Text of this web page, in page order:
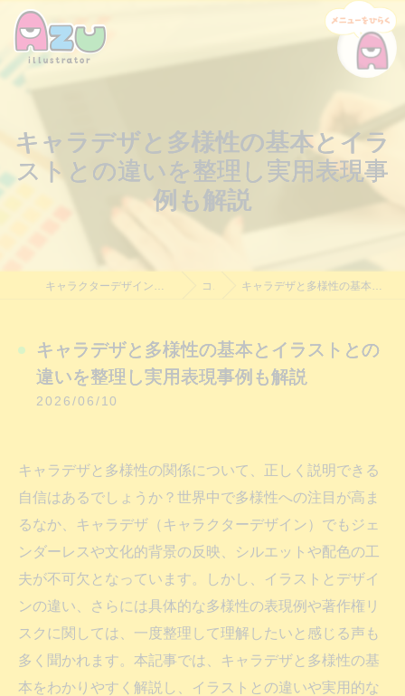
キャラデザと多様性の基本とイラ
ストとの違いを整理し実用表現事
例も解説
コラム キャラデザと多様性の基本とイラストとの違いを整理し実用表現事例も解説
キャラデザと多様性の基本とイラストとの
違いを整理し実用表現事例も解説
2026/06/10
キャラデザと多様性の関係について、正しく説明できる
自信はあるでしょうか？世界中で多様性への注目が高ま
るなか、キャラデザ（キャラクターデザイン）でもジェ
ンダーレスや文化的背景の反映、シルエットや配色の工
夫が不可欠となっています。しかし、イラストとデザイ
ンの違い、さらには具体的な多様性の表現例や著作権リ
スクに関しては、一度整理して理解したいと感じる声も
多く聞かれます。本記事では、キャラデザと多様性の基
本をわかりやすく解説し、イラストとの違いや実用的な